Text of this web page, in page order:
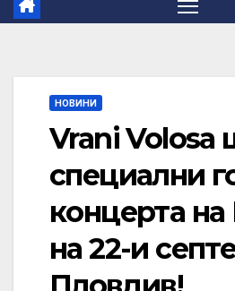
НОВИНИ
Vrani Volosa
специални
концерта на
на 22-и